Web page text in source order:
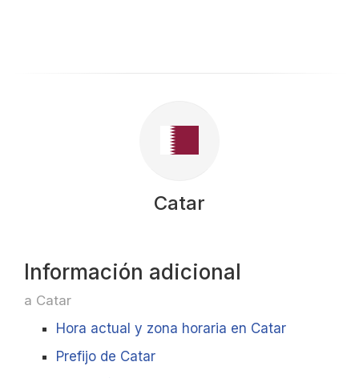
Catar
Información adicional
a Catar
Hora actual y zona horaria en Catar
Prefijo de Catar